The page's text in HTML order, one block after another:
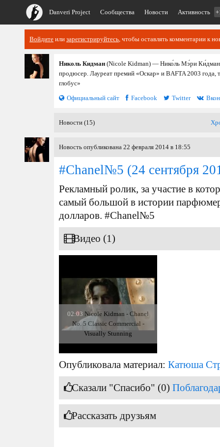
Danveri Project Сообщества Новости Активность
Войдите или зарегистрируйтесь, чтобы оставлять комментарии к
Николь Кидман (Nicole Kidman) — Нико́ль Мэ́ри Ки́дман -
продюсер. Лауреат премий «Оскар» и BAFTA 2003 года,
глобус»
Официальный сайт
Facebook Twitter
Новости (15)
Новость опубликована 22 февраля 2014 в 18:55
#Chanel№5 (24 сентября
Рекламный ролик, за участие в
самый большой в истории
долларов. #Chanel№5
Видео (1)
02:03 Nicole Kidman - Chanel
No. 5 Classic Commercial -
Visually Stunning
Опубликовала материал: Катюша
Сказали "Спасибо" (0)
Рассказать друзьям